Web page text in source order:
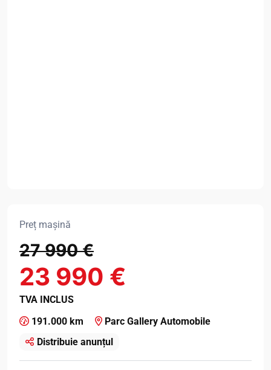
Preț mașină
27 990 €
23 990 €
TVA INCLUS
191.000 km
Parc Gallery Automobile
Distribuie anunțul